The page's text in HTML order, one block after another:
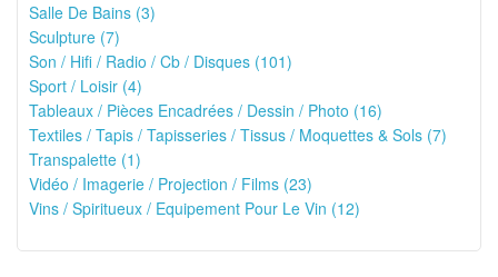
Salle De Bains (3)
Sculpture (7)
Son / Hifi / Radio / Cb / Disques (101)
Sport / Loisir (4)
Tableaux / Pièces Encadrées / Dessin / Photo (16)
Textiles / Tapis / Tapisseries / Tissus / Moquettes & Sols (7)
Transpalette (1)
Vidéo / Imagerie / Projection / Films (23)
Vins / Spiritueux / Equipement Pour Le Vin (12)